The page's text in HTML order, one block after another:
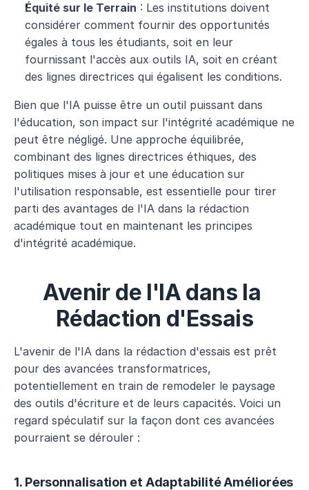
Équité sur le Terrain : Les institutions doivent
considérer comment fournir des opportunités
égales à tous les étudiants, soit en leur
fournissant l'accès aux outils IA, soit en créant
des lignes directrices qui égalisent les conditions.
Bien que l'IA puisse être un outil puissant dans
l'éducation, son impact sur l'intégrité académique ne
peut être négligé. Une approche équilibrée,
combinant des lignes directrices éthiques, des
politiques mises à jour et une éducation sur
l'utilisation responsable, est essentielle pour tirer
parti des avantages de l'IA dans la rédaction
académique tout en maintenant les principes
d'intégrité académique.
Avenir de l'IA dans la
Rédaction d'Essais
L'avenir de l'IA dans la rédaction d'essais est prêt
pour des avancées transformatrices,
potentiellement en train de remodeler le paysage
des outils d'écriture et de leurs capacités. Voici un
regard spéculatif sur la façon dont ces avancées
pourraient se dérouler :
1. Personnalisation et Adaptabilité Améliorées